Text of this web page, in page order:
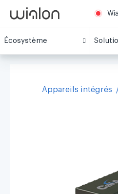
Écosystème
Appareils intégrés